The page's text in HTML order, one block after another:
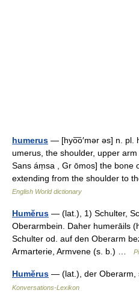
humerus — [hyo͞o′mər əs] n. pl.
umerus, the shoulder, upper
Sans áṃsa , Gr ōmos] the bone
extending from the shoulder to
English World dictionary
Humĕrus — (lat.), 1) Schulter,
Oberarmbein. Daher humerāils
Schulter od. auf den Oberarm
Armarterie, Armvene (s. b.) …
Humĕrus — (lat.), der
Konversations-Lexikon